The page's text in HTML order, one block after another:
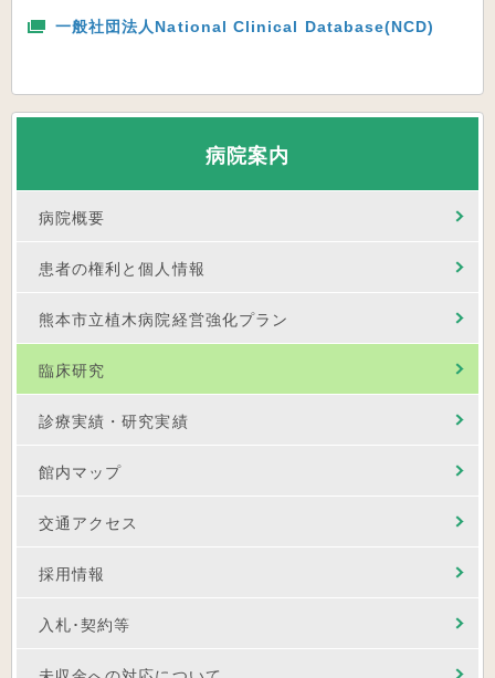
一般社団法人National Clinical Database(NCD)
病院案内
病院概要
患者の権利と個人情報
熊本市立植木病院経営強化プラン
臨床研究
診療実績・研究実績
館内マップ
交通アクセス
採用情報
入札･契約等